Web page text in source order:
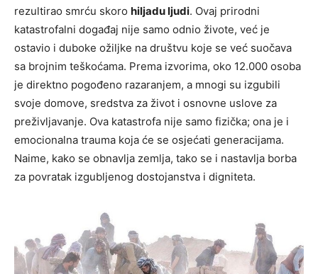
rezultirao smrću skoro hiljadu ljudi. Ovaj prirodni
katastrofalni događaj nije samo odnio živote, već je
ostavio i duboke ožiljke na društvu koje se već suočava
sa brojnim teškoćama. Prema izvorima, oko 12.000 osoba
je direktno pogođeno razaranjem, a mnogi su izgubili
svoje domove, sredstva za život i osnovne uslove za
preživljavanje. Ova katastrofa nije samo fizička; ona je i
emocionalna trauma koja će se osjećati generacijama.
Naime, kako se obnavlja zemlja, tako se i nastavlja borba
za povratak izgubljenog dostojanstva i digniteta.